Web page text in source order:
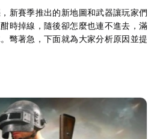
新賽季推出的新地圖和武器讓玩家們
時掉線，隨後卻怎麼也連不進去，滿
彆著急，下面就為大家分析原因並提